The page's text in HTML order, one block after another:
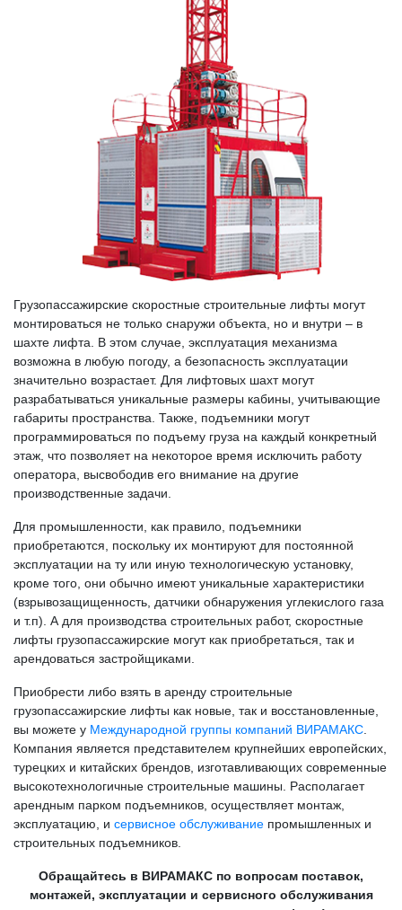
Грузопассажирские скоростные строительные лифты могут
монтироваться не только снаружи объекта, но и внутри – в
шахте лифта. В этом случае, эксплуатация механизма
возможна в любую погоду, а безопасность эксплуатации
значительно возрастает. Для лифтовых шахт могут
разрабатываться уникальные размеры кабины, учитывающие
габариты пространства. Также, подъемники могут
программироваться по подъему груза на каждый конкретный
этаж, что позволяет на некоторое время исключить работу
оператора, высвободив его внимание на другие
производственные задачи.
Для промышленности, как правило, подъемники
приобретаются, поскольку их монтируют для постоянной
эксплуатации на ту или иную технологическую установку,
кроме того, они обычно имеют уникальные характеристики
(взрывозащищенность, датчики обнаружения углекислого газа
и т.п). А для производства строительных работ, скоростные
лифты грузопассажирские могут как приобретаться, так и
арендоваться застройщиками.
Приобрести либо взять в аренду строительные
грузопассажирские лифты как новые, так и восстановленные,
вы можете у Международной группы компаний ВИРАМАКС
Компания является представителем крупнейших европейских,
турецких и китайских брендов, изготавливающих современные
высокотехнологичные строительные машины. Располагает
арендным парком подъемников, осуществляет монтаж,
эксплуатацию, и сервисное обслуживание промышленных и
строительных подъемников.
Обращайтесь в ВИРАМАКС по вопросам поставок,
монтажей, эксплуатации и сервисного обслуживания